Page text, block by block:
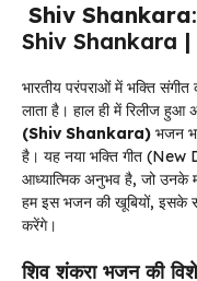
Shiv Shankara
Shiv Shankara
भारतीय परंपराओं में भक्ति
लाता है। हाल ही में रिलीज
(Shiv Shankara) भजन
है। यह नया भक्ति गीत
आध्यात्मिक अनुभव है, जो उनके
हम इस भजन की खूबियों, इसके
करेंगे।
शिव शंकरा भजन की